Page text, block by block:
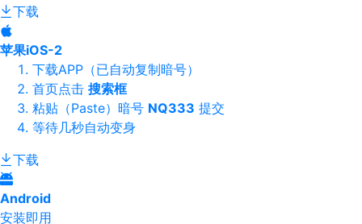
下载
苹果iOS-2
下载APP（已自动复制暗号）
首页点击 搜索框
粘贴（Paste）暗号 NQ333 提交
等待几秒自动变身
下载
Android
安装即用